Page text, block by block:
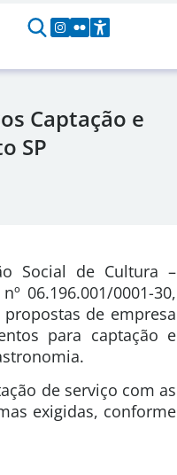
Captação e
SP
Social de Cultura –
06.196.001/0001-30,
de empresa
para captação e
de serviço com as
exigidas, conforme